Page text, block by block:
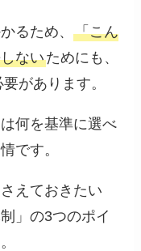
るため、「こん
ないためにも、
があります。
何を基準に選べ
です。
えておきたい
」の3つのポイ